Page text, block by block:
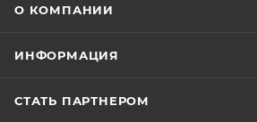
О КОМПАНИИ
ИНФОРМАЦИЯ
СТАТЬ ПАРТНЕРОМ